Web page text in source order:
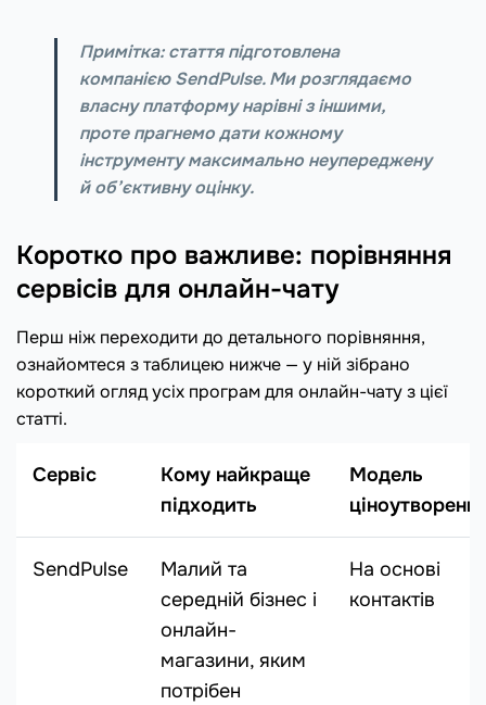
Примітка:стаття підготовлена
компанією SendPulse. Ми розглядаємо
власну платформу нарівні з іншими,
проте прагнемо дати кожному
інструменту максимально неупереджену
й об’єктивну оцінку.
Коротко про важливе: порівняння
сервісів для онлайн-чату
Перш ніж переходити до детального порівняння,
ознайомтеся з таблицею нижче — у ній зібрано
короткий огляд усіх програм для онлайн-чату з цієї
статті.
Сервіс
Кому найкраще
підходить
Модель
SendPulse
Малий та
середній бізнес і
онлайн-
магазини, яким
потрібен
На основі
контактів